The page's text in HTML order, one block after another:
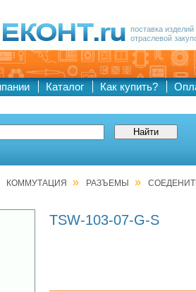
поставка
отраслевой
Каталог Как купить?
КОММУТАЦИЯ » РАЗЪЕМЫ »
TSW-103-07-G-S